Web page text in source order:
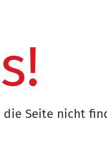
Seite nicht